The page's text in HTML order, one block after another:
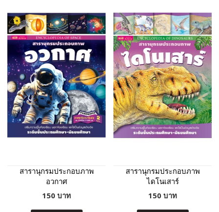
สารานุกรมประกอบภาพ
อวกาศ
150 บาท
สารานุกรมประกอบภาพ
ไดโนเสาร์
150 บาท